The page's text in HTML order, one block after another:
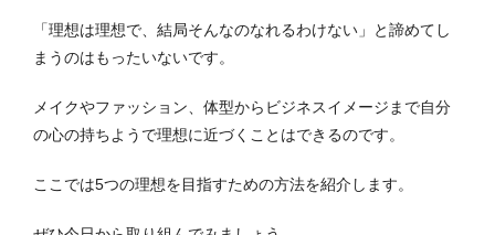
「理想は理想で、結局そんなのなれるわけない」と諦めてし
まうのはもったいないです。
メイクやファッション、体型からビジネスイメージまで自分
の心の持ちようで理想に近づくことはできるのです。
ここでは5つの理想を目指すための方法を紹介します。